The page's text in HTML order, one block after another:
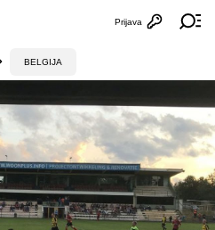
Otvori
Prijava
BELGIJA